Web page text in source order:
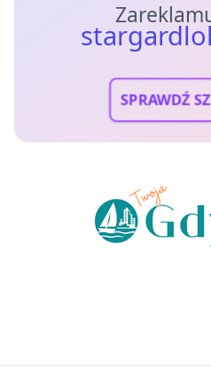
SPRAWDŹ